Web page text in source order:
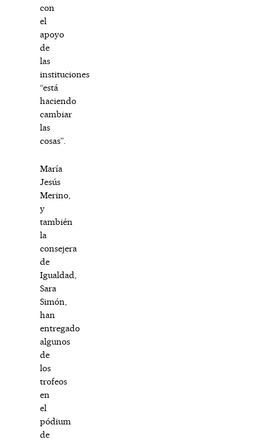
con
el
apoyo
de
las
instituciones
“está
haciendo
cambiar
las
cosas”.
María
Jesús
Merino,
y
también
la
consejera
de
Igualdad,
Sara
Simón,
han
entregado
algunos
de
los
trofeos
en
el
pódium
de